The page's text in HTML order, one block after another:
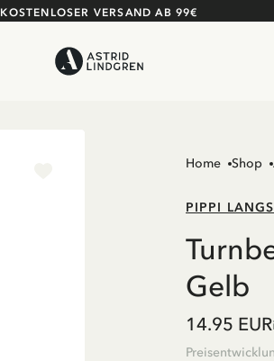
KOSTENLOSER VERSAND AB 99€
Home Shop
PIPPI
Gelb
14.95 EUR